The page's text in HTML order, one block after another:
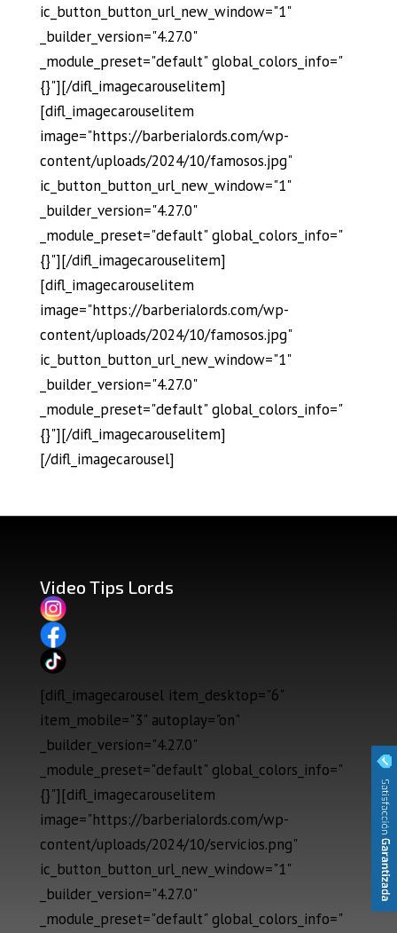
ic_button_button_url_new_window="1"
_builder_version="4.27.0"
_module_preset="default" global_colors_info="
{}"][/difl_imagecarouselitem]
[difl_imagecarouselitem
image="https://barberialords.com/wp-
content/uploads/2024/10/famosos.jpg"
ic_button_button_url_new_window="1"
_builder_version="4.27.0"
_module_preset="default" global_colors_info="
{}"][/difl_imagecarouselitem]
[difl_imagecarouselitem
image="https://barberialords.com/wp-
content/uploads/2024/10/famosos.jpg"
ic_button_button_url_new_window="1"
_builder_version="4.27.0"
_module_preset="default" global_colors_info="
{}"][/difl_imagecarouselitem]
[/difl_imagecarousel]
Video Tips Lords
[difl_imagecarousel item_desktop="6"
item_mobile="3" autoplay="on"
_builder_version="4.27.0"
_module_preset="default" global_colors_info="
{}"][difl_imagecarouselitem
image="https://barberialords.com/wp-
content/uploads/2024/10/servicios.png"
ic_button_button_url_new_window="1"
_builder_version="4.27.0"
_module_preset="default" global_colors_info="